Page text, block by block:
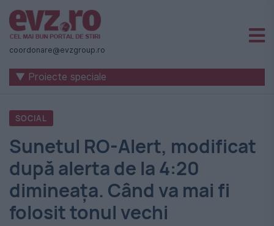
Știri
naționale
internaționale
România
-
Evenimentul
Zilei
coordonare@evzgroup.ro
▼ Proiecte speciale
SOCIAL
Sunetul RO-Alert, modificat
după alerta de la 4:20
dimineața. Când va mai fi
folosit tonul vechi